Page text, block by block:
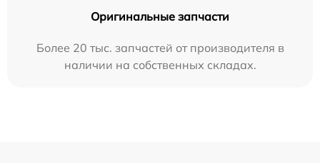
Оригинальные запчасти
Более 20 тыс. запчастей от производителя в
наличии на собственных складах.